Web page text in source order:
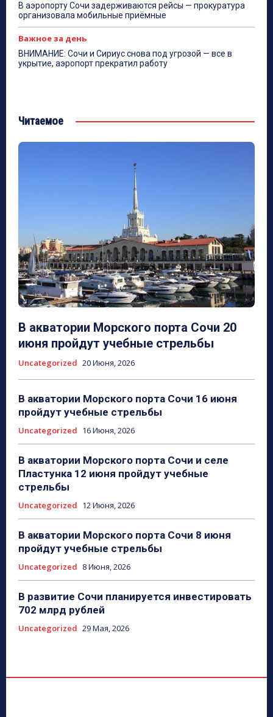
В аэропорту Сочи задерживаются рейсы — прокуратура
организовала мобильные приёмные
Важное за день
ВНИМАНИЕ: Сочи и Сириус снова под угрозой — все в
укрытие, аэропорт прекратил работу
Читаемое
В акватории Морского порта Сочи 20
июня пройдут учебные стрельбы
Uncategorized 20 Июня, 2026
В акватории Морского порта Сочи 16 июня
пройдут учебные стрельбы
Uncategorized 16 Июня, 2026
В акватории Морского порта Сочи и селе
Пластунка 12 июня пройдут учебные
стрельбы
Uncategorized 12 Июня, 2026
В акватории Морского порта Сочи 8 июня
пройдут учебные стрельбы
Uncategorized 8 Июня, 2026
В развитие Сочи планируется инвестировать
702 млрд рублей
Uncategorized 29 Мая, 2026